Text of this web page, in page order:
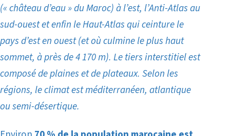
(« château d’eau » du Maroc) à l’est, l’Anti-Atlas au
sud-ouest et enfin le Haut-Atlas qui ceinture le
pays d’est en ouest (et où culmine le plus haut
sommet, à près de 4 170 m). Le tiers interstitiel est
composé de plaines et de plateaux. Selon les
régions, le climat est méditerranéen, atlantique
ou semi-désertique.